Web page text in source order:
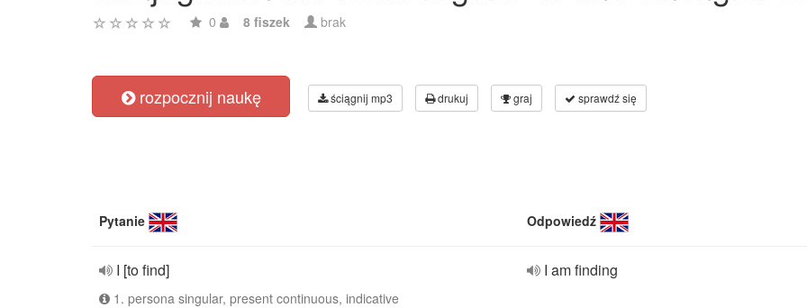
0 8 fiszek brak
rozpocznij naukę ściągnij mp3 drukuj graj sprawdź się
Pytanie Odpowiedź
I [to find]
1. persona singular, present continuous, indicative
I am finding